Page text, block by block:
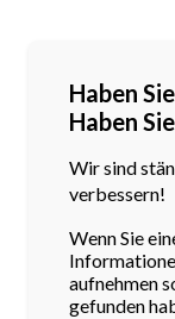
Haben
Haben
Wir sind
verbessern!
Wenn Sie
aufnehmen
gefunden